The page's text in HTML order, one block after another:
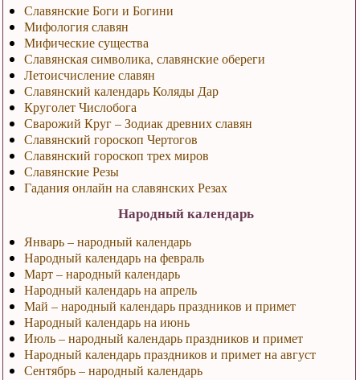
Славянские Боги и Богини
Мифология славян
Мифические существа
Славянская символика, славянские обереги
Летоисчисление славян
Славянский календарь Коляды Дар
Круголет Числобога
Сварожий Круг – Зодиак древних славян
Славянский гороскоп Чертогов
Славянский гороскоп трех миров
Славянские Резы
Гадания онлайн на славянских Резах
Народный календарь
Январь – народный календарь
Народный календарь на февраль
Март – народный календарь
Народный календарь на апрель
Май – народный календарь праздников и примет
Народный календарь на июнь
Июль – народный календарь праздников и примет
Народный календарь праздников и примет на август
Сентябрь – народный календарь